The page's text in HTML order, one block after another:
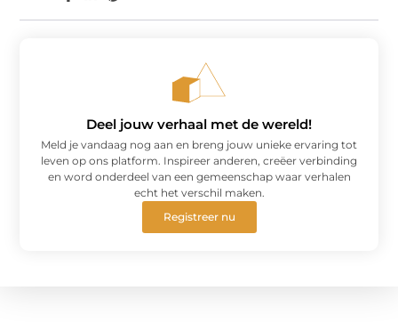
Deel jouw verhaal met de wereld!
Meld je vandaag nog aan en breng jouw unieke ervaring tot
leven op ons platform. Inspireer anderen, creëer verbinding
en word onderdeel van een gemeenschap waar verhalen
echt het verschil maken.
Registreer nu